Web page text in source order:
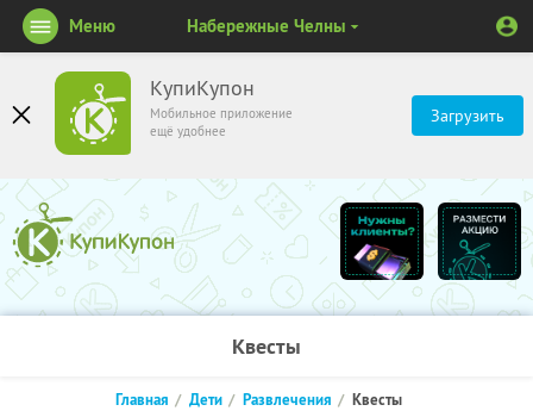
КупиКупон
Мобильное приложение
ещё удобнее
Загрузить
Меню Набережные Челны
Квесты
Главная Дети Развлечения Квесты